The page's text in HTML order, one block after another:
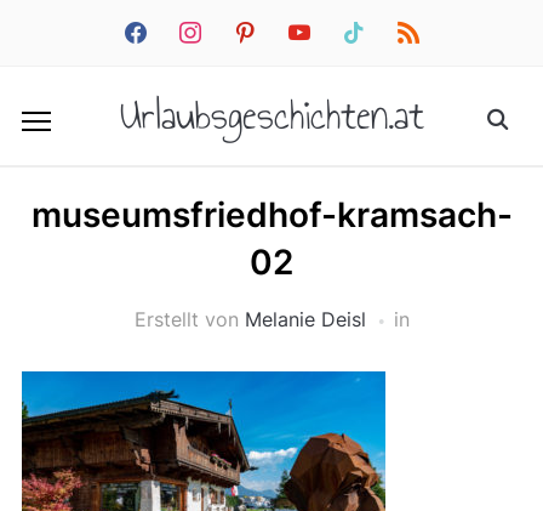
facebookinstagrampinterestyoutube tiktok rss
Urlaubsgeschichten.at
museumsfriedhof-kramsach-
02
Erstellt von Melanie Deisl in